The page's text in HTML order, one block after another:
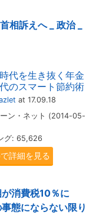
訴えへ _ 政治 _
代を生き抜く年金
のスマート節約術
at 17.09.18
ン・ネット (2014-05-
グ: 65,626
詳細を見る
消費税10％に
態にならない限り